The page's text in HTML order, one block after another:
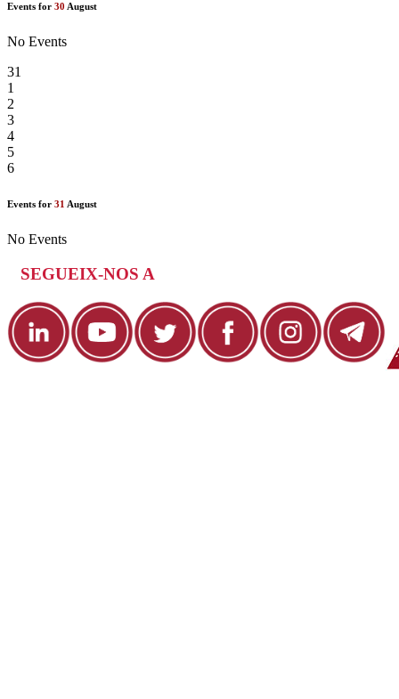
Events for 30 August
No Events
31
1
2
3
4
5
6
Events for 31 August
No Events
SEGUEIX-NOS A